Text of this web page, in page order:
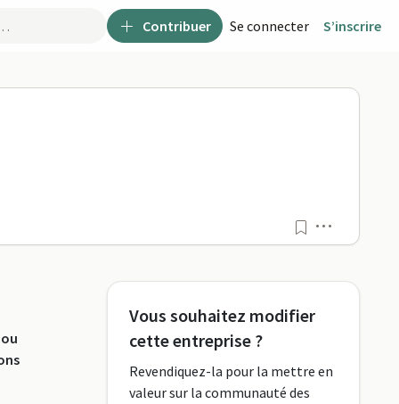
Contribuer Se connecter S’inscrire
Vous souhaitez modifier
cette entreprise ?
Revendiquez-la pour la mettre en
valeur sur la communauté des